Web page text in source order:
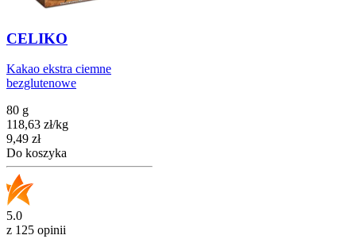
CELIKO
Kakao ekstra ciemne
bezglutenowe
80 g
118,63 zł/kg
Cena
9,49 zł
Do koszyka
5.0
z 125 opinii